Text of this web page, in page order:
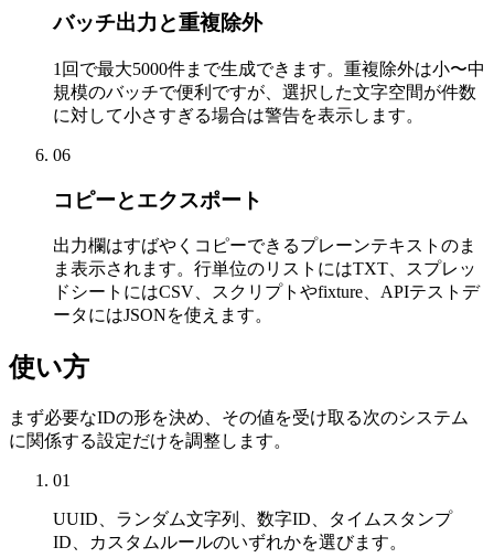
バッチ出力と重複除外
1回で最大5000件まで生成できます。重複除外は小〜中
規模のバッチで便利ですが、選択した文字空間が件数
に対して小さすぎる場合は警告を表示します。
06
コピーとエクスポート
出力欄はすばやくコピーできるプレーンテキストのま
ま表示されます。行単位のリストにはTXT、スプレッ
ドシートにはCSV、スクリプトやfixture、APIテストデ
ータにはJSONを使えます。
使い方
まず必要なIDの形を決め、その値を受け取る次のシステム
に関係する設定だけを調整します。
01
UUID、ランダム文字列、数字ID、タイムスタンプ
ID、カスタムルールのいずれかを選びます。